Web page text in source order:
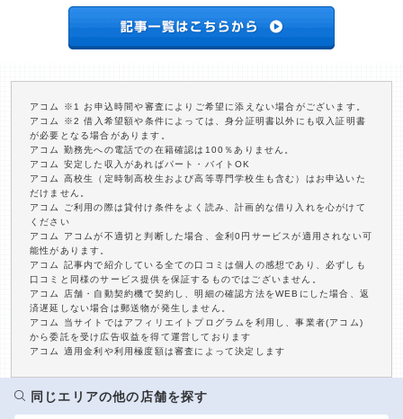
アコム ※1 お申込時間や審査によりご希望に添えない場合がございます。
アコム ※2 借入希望額や条件によっては、身分証明書以外にも収入証明書
が必要となる場合があります。
アコム 勤務先への電話での在籍確認は100％ありません。
アコム 安定した収入があればパート・バイトOK
アコム 高校生（定時制高校生および高等専門学校生も含む）はお申込いた
だけません。
アコム ご利用の際は貸付け条件をよく読み、計画的な借り入れを心がけて
ください
アコム アコムが不適切と判断した場合、金利0円サービスが適用されない可
能性があります。
アコム 記事内で紹介している全ての口コミは個人の感想であり、必ずしも
口コミと同様のサービス提供を保証するものではございません。
アコム 店舗・自動契約機で契約し、明細の確認方法をWEBにした場合、返
済遅延しない場合は郵送物が発生しません。
アコム 当サイトではアフィリエイトプログラムを利用し、事業者(アコム)
から委託を受け広告収益を得て運営しております
アコム 適用金利や利用極度額は審査によって決定します
同じエリアの他の店舗を探す